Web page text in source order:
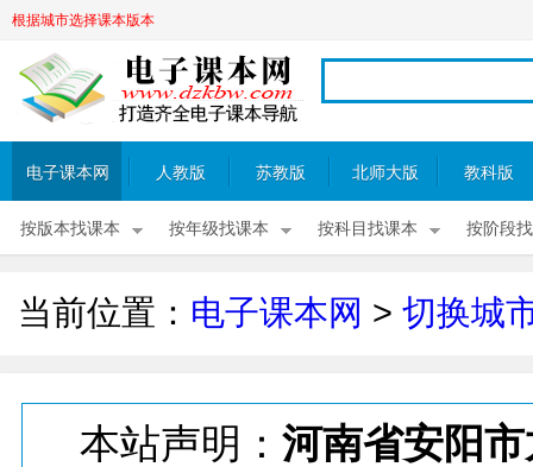
根据城市选择课本版本
电子课本网 人教版 苏教版 北师大版 教科版
按版本找课本 按年级找课本 按科目找课本 按阶段
当前位置： 电子课本网 > 切换城
本站声明： 河南省安阳